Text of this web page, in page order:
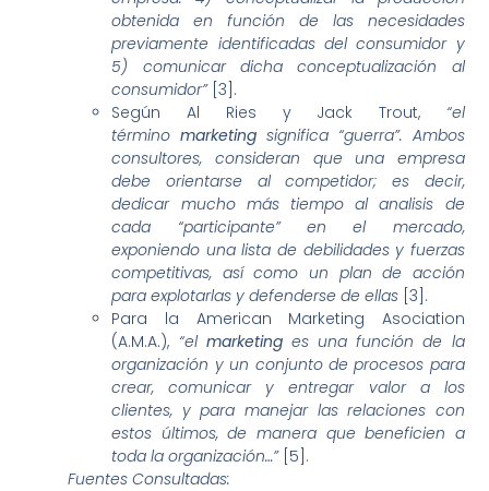
obtenida en función de las necesidades
previamente identificadas del consumidor y
5) comunicar dicha conceptualización al
consumidor” [3].
Según Al Ries y Jack Trout, “el
términomarketing significa “guerra”. Ambos
consultores, consideran que una empresa
debe orientarse al competidor; es decir,
dedicar mucho más tiempo al analisis de
cada “participante” en el mercado,
exponiendo una lista de debilidades y fuerzas
competitivas, así como un plan de acción
para explotarlas y defenderse de ellas [3].
Para la American Marketing Asociation
(A.M.A.), “el marketinges una función de la
organización y un conjunto de procesos para
crear, comunicar y entregar valor a los
clientes, y para manejar las relaciones con
estos últimos, de manera que beneficien a
toda la organización…”[5].
Fuentes Consultadas: